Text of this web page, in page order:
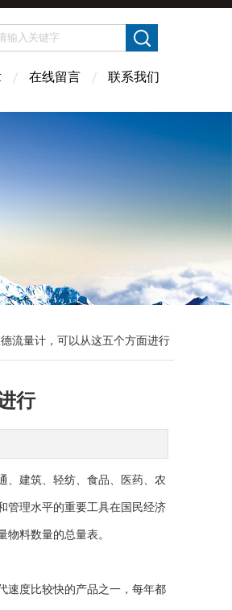
在线留言 联系我们
流量计，可以从这五个方面进行
行
、建筑、轻纺、食品、医药、农
管理水平的重要工具在国民经济
料数量的总量表。
度比较快的产品之一，每年都